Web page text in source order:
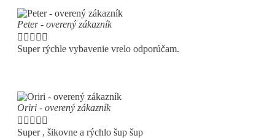
Peter - overený zákazník
    
Super rýchle vybavenie vrelo odporúčam.
Oriri - overený zákazník
    
Super , šikovne a rýchlo šup šup